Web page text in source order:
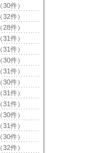
（30件）
（32件）
（28件）
（31件）
（31件）
（30件）
（31件）
（30件）
（31件）
（31件）
（30件）
（31件）
（30件）
（32件）